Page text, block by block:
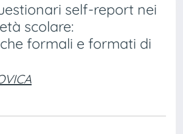
self-report nei
scolare:
formali e formati di